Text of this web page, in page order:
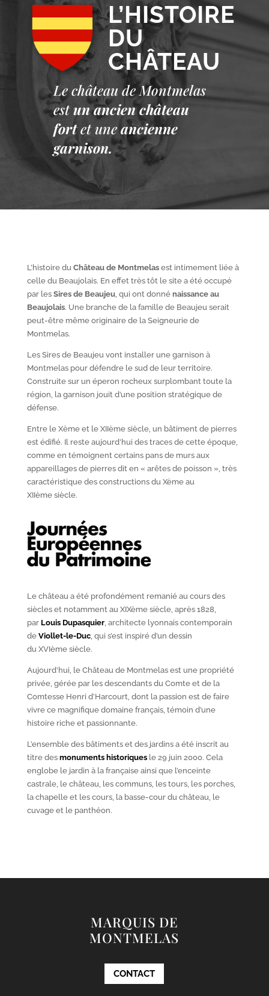
L’HISTOIRE
DU
CHÂTEAU
Le château de Montmelas
est un ancien château
fort et une ancienne
garnison.
L’histoire duChâteau de Montmelasest intimement liée à
celle du Beaujolais. En effet très tôt le site a été occupé
par les Sires de Beaujeu, qui ont donné naissance au
Beaujolais. Une branche de la famille de Beaujeu serait
peut-être même originaire de la Seigneurie de
Montmelas.
Les Sires de Beaujeu vont installer une garnison à
Montmelas pour défendre le sud de leur territoire.
Construite sur un éperon rocheux surplombant toute la
région, la garnison jouit d’une position stratégique de
défense.
Entre le Xèmeet le XIIèmesiècle, un bâtiment de pierres
est édifié. Il reste aujourd’hui des traces de cette époque,
comme en témoignent certains pans de murs aux
appareillages de pierres dit en « arêtes de poisson », très
caractéristique des constructions du Xèmeau
XIIèmesiècle.
Le château a été profondément remanié au cours des
siècles et notamment au XIXèmesiècle, après 1828,
par Louis Dupasquier, architecte lyonnais contemporain
de Viollet-le-Duc, qui s’est inspiré d’un dessin
du XVIèmesiècle.
Aujourd’hui, le Château de Montmelas est une propriété
privée, gérée par les descendants du Comte et de la
Comtesse Henri d’Harcourt, dont la passion est de faire
vivre ce magnifique domaine français, témoin d’une
histoire riche et passionnante.
L’ensemble des bâtiments et des jardins a été inscrit au
titre des monuments historiquesle 29 juin 2000. Cela
englobe le jardin à la française ainsi que l’enceinte
castrale, le château, les communs, les tours, les porches,
la chapelle et les cours, la basse-cour du château, le
cuvage et le panthéon.
MARQUIS DE
MONTMELAS
CONTACT